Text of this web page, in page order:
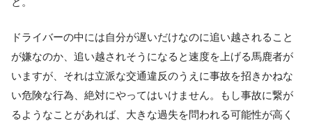
ドライバーの中には自分が遅いだけなのに追い越されること
が嫌なのか、追い越されそうになると速度を上げる馬鹿者が
いますが、それは立派な交通違反のうえに事故を招きかねな
い危険な行為、絶対にやってはいけません。もし事故に繋が
るようなことがあれば、大きな過失を問われる可能性が高く